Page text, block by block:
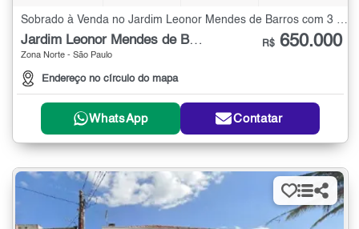
Sobrado à Venda no Jardim Leonor Mendes de Barros com 3 quartos - 189 m²
Jardim Leonor Mendes de Barros
Zona Norte - São Paulo
Endereço no círculo do mapa
R$ 650.000
WhatsApp Contatar